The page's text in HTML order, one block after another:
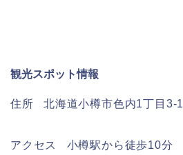
観光スポット情報
住所 北海道小樽市色内1丁目3-1
アクセス 小樽駅から徒歩10分